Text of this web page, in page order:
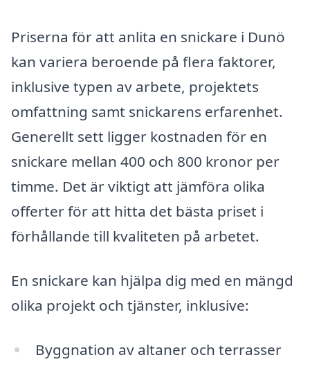
Priserna för att anlita en snickare i Dunö
kan variera beroende på flera faktorer,
inklusive typen av arbete, projektets
omfattning samt snickarens erfarenhet.
Generellt sett ligger kostnaden för en
snickare mellan 400 och 800 kronor per
timme. Det är viktigt att jämföra olika
offerter för att hitta det bästa priset i
förhållande till kvaliteten på arbetet.
En snickare kan hjälpa dig med en mängd
olika projekt och tjänster, inklusive:
Byggnation av altaner och terrasser